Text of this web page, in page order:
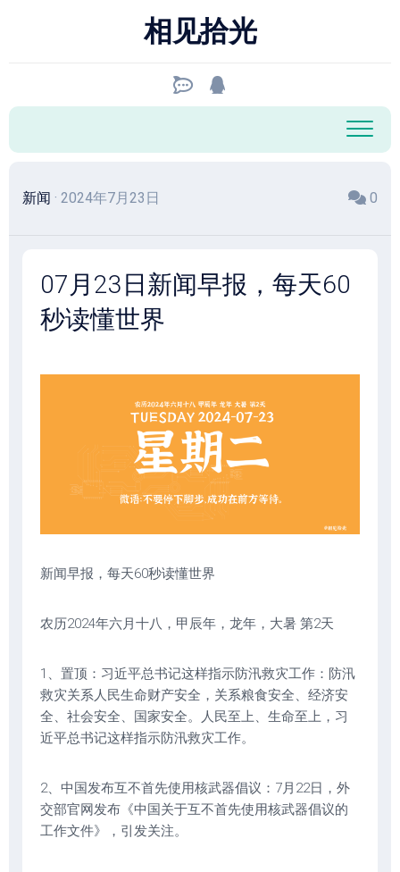
相见拾光
新闻 · 2024年7月23日 0
07月23日新闻早报，每天60
秒读懂世界
新闻早报，每天60秒读懂世界
农历2024年六月十八，甲辰年，龙年，大暑 第2天
1、置顶：习近平总书记这样指示防汛救灾工作：防汛
救灾关系人民生命财产安全，关系粮食安全、经济安
全、社会安全、国家安全。人民至上、生命至上，习
近平总书记这样指示防汛救灾工作。
2、中国发布互不首先使用核武器倡议：7月22日，外
交部官网发布《中国关于互不首先使用核武器倡议的
工作文件》，引发关注。